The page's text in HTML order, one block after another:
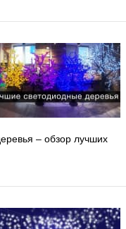
– обзор лучших